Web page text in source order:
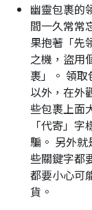
幽靈包裹的
間一久常常
果抱著「先
之機，盜用
裹」。 領
以外，在外
些包裹上面
「代寄」
騙。 另外
些關鍵字都
都要小心可
貨。